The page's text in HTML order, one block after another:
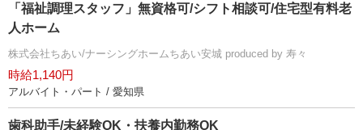
「福祉調理スタッフ」無資格可/シフト相談可/住宅型有料老
人ホーム
株式会社ちあい/ナーシングホームちあい安城 produced by 寿々
時給1,140円
アルバイト・パート / 愛知県
歯科助手/未経験OK・扶養内勤務OK